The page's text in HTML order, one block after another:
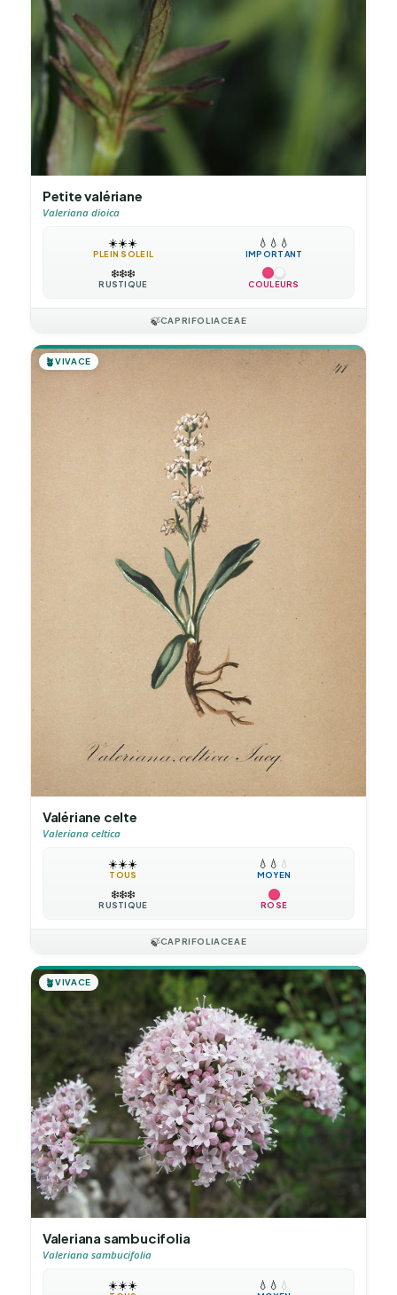
Petite valériane
Valeriana dioica
☀️☀️☀️
PLEIN SOLEIL
💧 💧 💧
IMPORTANT
❄️❄️❄️
RUSTIQUE COULEURS
🍃CAPRIFOLIACEAE
🪴VIVACE
Valériane celte
Valeriana celtica
☀️☀️☀️
TOUS
💧 💧 💧
MOYEN
❄️❄️❄️
RUSTIQUE ROSE
🍃CAPRIFOLIACEAE
🪴VIVACE
Valeriana sambucifolia
Valeriana sambucifolia
☀️☀️☀️ 💧 💧 💧